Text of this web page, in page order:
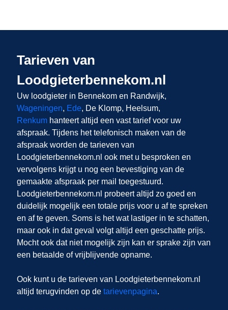
Tarieven van
Loodgieterbennekom.nl
Uw loodgieter in Bennekom en Randwijk,
Wageningen, Ede, De Klomp, Heelsum,
Renkum hanteert altijd een vast tarief voor uw
afspraak. Tijdens het telefonisch maken van de
afspraak worden de tarieven van
Loodgieterbennekom.nl ook met u besproken en
vervolgens krijgt u nog een bevestiging van de
gemaakte afspraak per mail toegestuurd.
Loodgieterbennekom.nl probeert altijd zo goed en
duidelijk mogelijk een totale prijs voor u af te spreken
en af te geven. Soms is het wat lastiger in te schatten,
maar ook in dat geval volgt altijd een geschatte prijs.
Mocht ook dat niet mogelijk zijn kan er sprake zijn van
een betaalde of vrijblijvende opname.
Ook kunt u de tarieven van Loodgieterbennekom.nl
altijd terugvinden op de tarievenpagina.